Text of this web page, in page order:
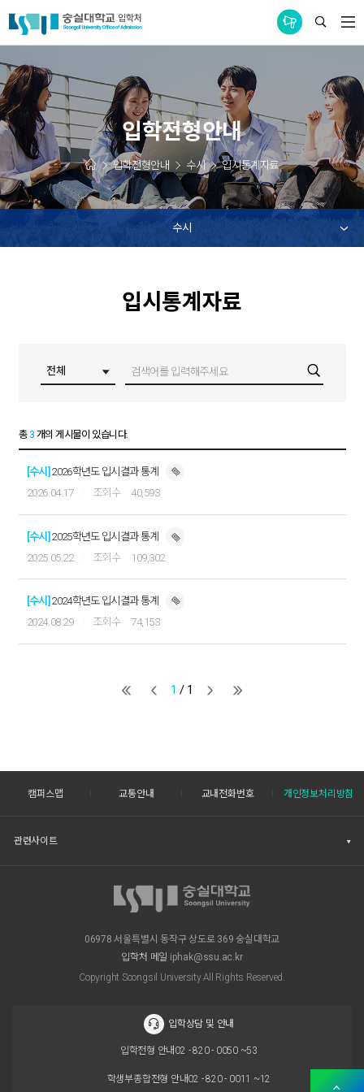
통합공지사항
입학전형안내
입학전형안내 수시 입시통계자료
수시
입시통계자료
총 3 개의 게시물이 있습니다.
[수시] 2026학년도 입시결과 통계
2026.04.17
40,593
[수시] 2025학년도 입시결과 통계
2025.05.22
109,302
[수시] 2024학년도 입시결과 통계
2024.08.29
74,153
1 / 1
캠퍼스맵 교통안내 교내전화번호 개인정보처리방침
관련사이트
06978 서울특별시 동작구 상도로 369 숭실대학교
입학처 메일 iphak@ssu.ac.kr
Copyright Soongsil University All Rights Reserved.
입학상담 및 안내
입학전형 안내 02 - 820 - 0050 ~53
학생부종합전형 안내02 - 820 - 0011 ~12